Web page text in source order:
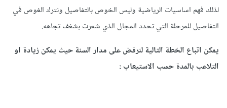
لذلك فهم اساسيات الرياضية وليس الخوص بالتفاصيل ونترك الغوص في
التفاصيل للمرحلة التي تحدد المجال الذي شعرت بشغف تجاهه.
يمكن اتباع الخطة التالية لنرفض على مدار السنة حيث يمكن زيادة او
التلاعب بالمدة حسب الاستيعاب